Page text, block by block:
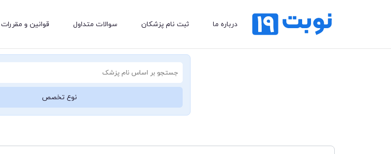
درباره ما ثبت نام پزشکان سوالات متداول قوانین و مقررات
نوع تخصص